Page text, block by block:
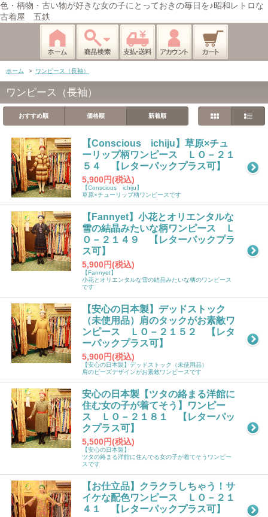
色・柄物・古い物が好きな女の子にとっておきの毎日を♪昭和レトロな
古着屋 五鉄
ホーム > ワンピース（長袖）
ワンピース（長袖）
おすすめ順 価格順 新着順
【Conscious ichiju】草原×チュ
ーリップ柄ワンピース ＬＯ－２１
５４ 【レターパックプラス可】
5,900円(税込)
【Conscious ichiju】
草原×チューリップ柄ワンピースです
【Fannyet】小花とオリエンタルな
雪の結晶みたいな柄ワンピース Ｌ
Ｏ－２１４９ 【レターパックプラ
ス可】
5,900円(税込)
【Fannyet】
小花とオリエンタルな雪の結晶みたいな柄のワンピース
です
【安心の日本製】デッドストック
（未使用品）肩のタックがお素敵ワ
ンピース ＬＯ－２１５２ 【レタ
ーパックプラス可】
5,900円(税込)
【安心の日本製】デッドストック（未使用品）
肩のビーズデザインがお素敵ワンピースです
安心の日本製【ツタの絡まる洋館に
住む女の子が着てそう】ワンピー
ス ＬＯ－２１８１ 【レターパッ
クプラス可】
5,500円(税込)
【安心の日本製】
ツタの絡まる洋館に住んでる女の子が着てそうワンピー
スです
【お仕立品】クラクラしちゃう！サ
イケな配色ワンピース ＬＯ－２１
４１ 【レターパックプラス可】